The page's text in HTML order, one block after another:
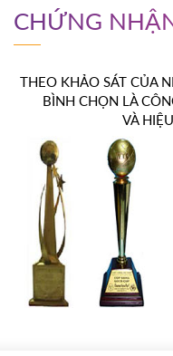
CHỨNG
THEO KHẢO SÁT CỦA
BÌNH CHỌN LÀ
VÀ